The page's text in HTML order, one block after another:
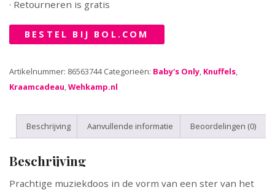
· Retourneren is gratis
BESTEL BIJ BOL.COM
Artikelnummer: 86563744 Categorieën: Baby's Only, Knuffels,
Kraamcadeau,Wehkamp.nl
Beschrijving Aanvullende informatie Beoordelingen (0)
Beschrijving
Prachtige muziekdoos in de vorm van een ster van het